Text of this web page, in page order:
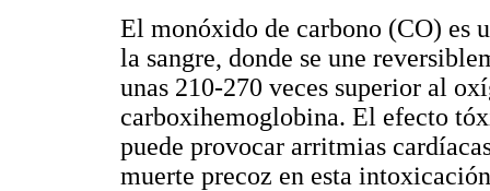
El monóxido de carbono (CO) es
la sangre, donde se une
unas 210-270 veces superior al
carboxihemoglobina. El efecto
puede provocar arritmias
muerte precoz en esta